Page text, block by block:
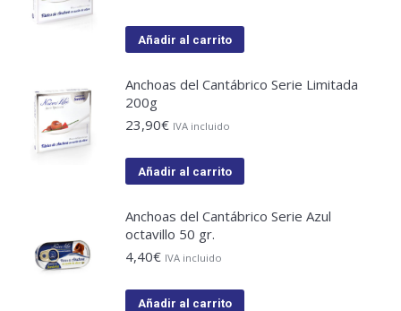
Añadir al carrito
Anchoas del Cantábrico Serie Limitada
200g
23,90€ IVA incluido
Añadir al carrito
Anchoas del Cantábrico Serie Azul
octavillo 50 gr.
4,40€ IVA incluido
Añadir al carrito